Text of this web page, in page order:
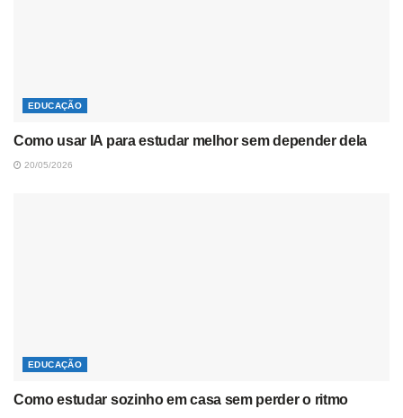
EDUCAÇÃO
Como usar IA para estudar melhor sem depender dela
20/05/2026
EDUCAÇÃO
Como estudar sozinho em casa sem perder o ritmo